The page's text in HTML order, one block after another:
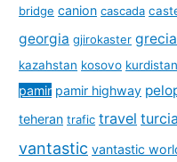
bridge canion cascada
georgia gjirokaster grecia
kazahstan kosovo kurdistan
pamir pamir highway
teheran trafic travel turcia
vantastic vantastic